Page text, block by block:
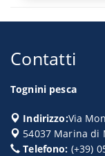
Contatti
Tognini pesca
Indirizzo:Via
54037 Marina di
Telefono: (+39)